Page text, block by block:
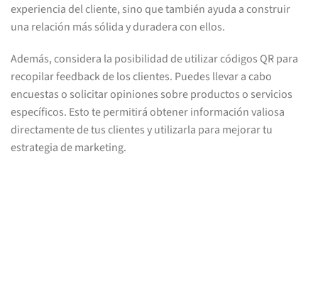
experiencia del cliente, sino que también ayuda a construir
una relación más sólida y duradera con ellos.
Además, considera la posibilidad de utilizar códigos QR para
recopilar feedback de los clientes. Puedes llevar a cabo
encuestas o solicitar opiniones sobre productos o servicios
específicos. Esto te permitirá obtener información valiosa
directamente de tus clientes y utilizarla para mejorar tu
estrategia de marketing.